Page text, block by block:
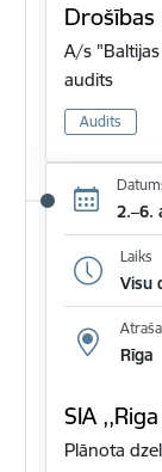
Drošības
A/s
audits
Audits
2.–6.
Laiks
Visu
Rīga
SIA
Plānota